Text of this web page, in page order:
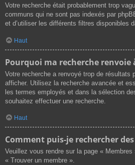
Votre recherche était probablement trop
communs qui ne sont pas indexés par
et d’utiliser les différents filtres disponibles
Haut
Pourquoi ma recherche renvoie
Votre recherche a renvoyé trop de résultats
afficher. Utilisez la recherche avancée et
les termes employés et dans la sélection
souhaitez effectuer une recherche.
Haut
Comment puis-je rechercher
Veuillez vous rendre sur la page «
« Trouver un membre ».